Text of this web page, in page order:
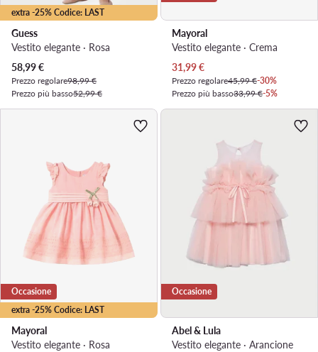
extra -25% Codice: LAST
Guess
Vestito elegante · Rosa
Prezzo attuale
58,99€
Prezzo regolare98,99 €
Prezzo più basso52,99 €
Mayoral
Vestito elegante · Crema
Prezzo attuale
31,99€
Prezzo regolare45,99 €-30%
Prezzo più basso33,99 €-5%
extra -25% Codice: LAST
Occasione
Mayoral
Vestito elegante · Rosa
Occasione
Abel & Lula
Vestito elegante · Arancione